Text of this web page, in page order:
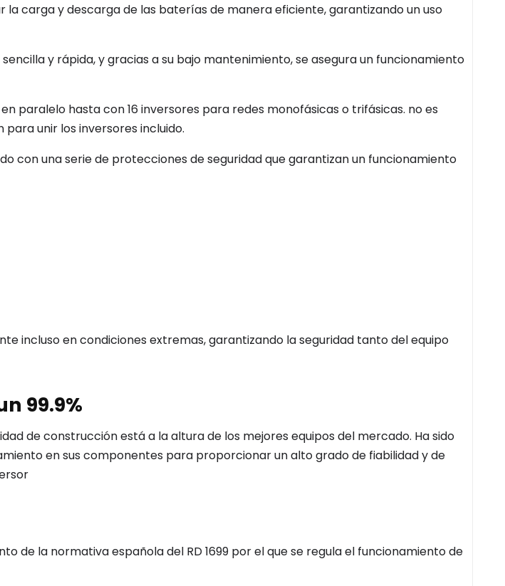
la carga y descarga de las baterías de manera eficiente, garantizando un uso
y rápida, y gracias a su bajo mantenimiento, se asegura un funcionamiento
paralelo hasta con 16 inversores para redes monofásicas o trifásicas. no es
unir los inversores incluido.
con una serie de protecciones de seguridad que garantizan un funcionamiento
incluso en condiciones extremas, garantizando la seguridad tanto del equipo
99.9%
de construcción está a la altura de los mejores equipos del mercado. Ha sido
en sus componentes para proporcionar un alto grado de fiabilidad y de
de la normativa española del RD 1699 por el que se regula el funcionamiento de